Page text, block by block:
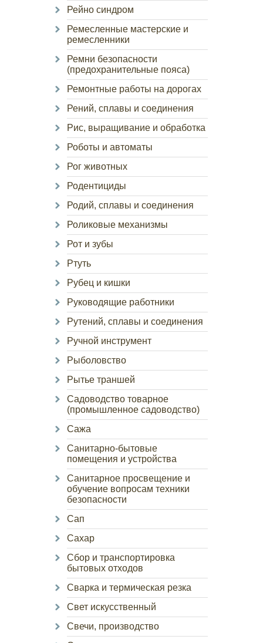
Рейно синдром
Ремесленные мастерские и
ремесленники
Ремни безопасности
(предохранительные пояса)
Ремонтные работы на дорогах
Рений, сплавы и соединения
Рис, выращивание и обработка
Роботы и автоматы
Рог животных
Родентициды
Родий, сплавы и соединения
Роликовые механизмы
Рот и зубы
Ртуть
Рубец и кишки
Руководящие работники
Рутений, сплавы и соединения
Ручной инструмент
Рыболовство
Рытье траншей
Садоводство товарное
(промышленное садоводство)
Сажа
Санитарно-бытовые
помещения и устройства
Санитарное просвещение и
обучение вопросам техники
безопасности
Сап
Сахар
Сбор и транспортировка
бытовых отходов
Сварка и термическая резка
Свет искусственный
Свечи, производство